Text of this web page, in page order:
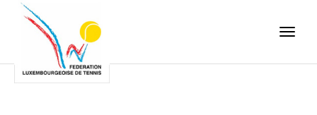
Toggle